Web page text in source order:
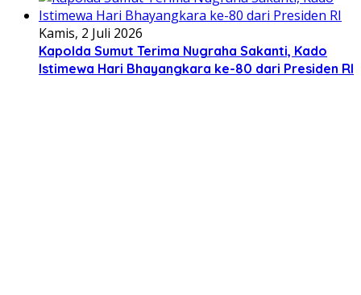
Kamis, 2 Juli 2026
Kapolda Sumut Terima Nugraha Sakanti, Kado
Istimewa Hari Bhayangkara ke-80 dari Presiden RI